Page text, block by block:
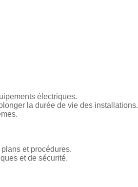
électriques.
la durée de vie des installations.
et procédures.
et de sécurité.